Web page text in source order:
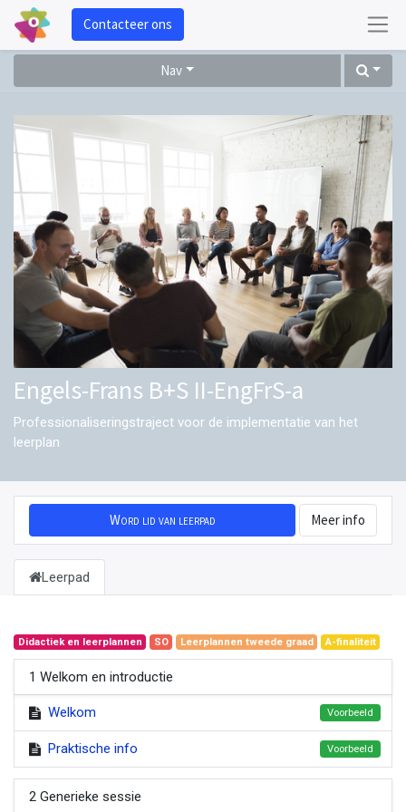
Contacteer ons
Nav
Engels-Frans B+S II-EngFrS-a
Professionaliseringstraject voor de implementatie van het
leerplan
Word lid van leerpad Meer info
Leerpad
Didactiek en leerplannen SO Leerplannen tweede graad A-finaliteit
1 Welkom en introductie
Welkom Voorbeeld
Praktische info Voorbeeld
2 Generieke sessie